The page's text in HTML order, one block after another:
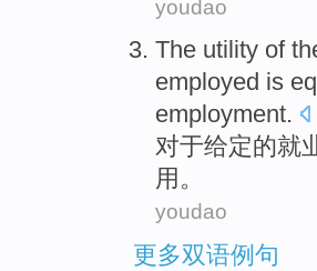
youdao
The utility of
employed is
employment.
对于给定的就
用。
youdao
更多双语例句